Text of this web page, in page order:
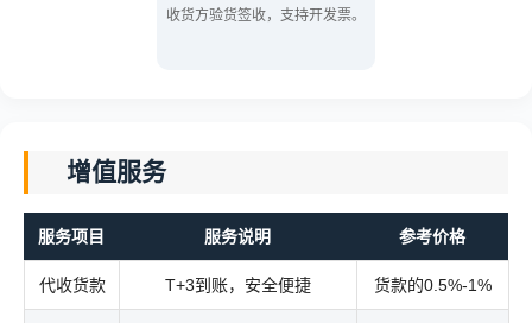
收货方验货签收，支持开发票。
增值服务
服务项目 服务说明 参考价格
代收货款 T+3到账，安全便捷 货款的0.5%-1%